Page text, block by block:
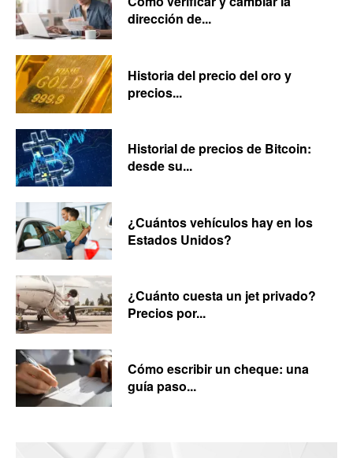
dirección de...
Historia del precio del oro y
precios...
Historial de precios de Bitcoin:
desde su...
¿Cuántos vehículos hay en los
Estados Unidos?
¿Cuánto cuesta un jet privado?
Precios por...
Cómo escribir un cheque: una
guía paso...